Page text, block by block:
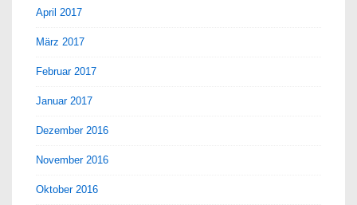
April 2017
März 2017
Februar 2017
Januar 2017
Dezember 2016
November 2016
Oktober 2016